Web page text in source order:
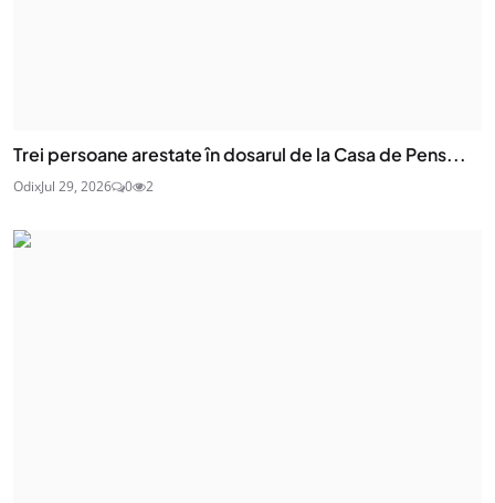
Trei persoane arestate în dosarul de la Casa de Pens...
OdixJul 29, 2026 0 2